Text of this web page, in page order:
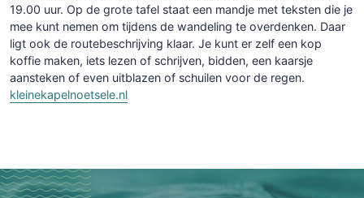
19.00 uur. Op de grote tafel staat een mandje met teksten die je
mee kunt nemen om tijdens de wandeling te overdenken. Daar
ligt ook de routebeschrijving klaar. Je kunt er zelf een kop
koffie maken, iets lezen of schrijven, bidden, een kaarsje
aansteken of even uitblazen of schuilen voor de regen.
kleinekapelnoetsele.nl